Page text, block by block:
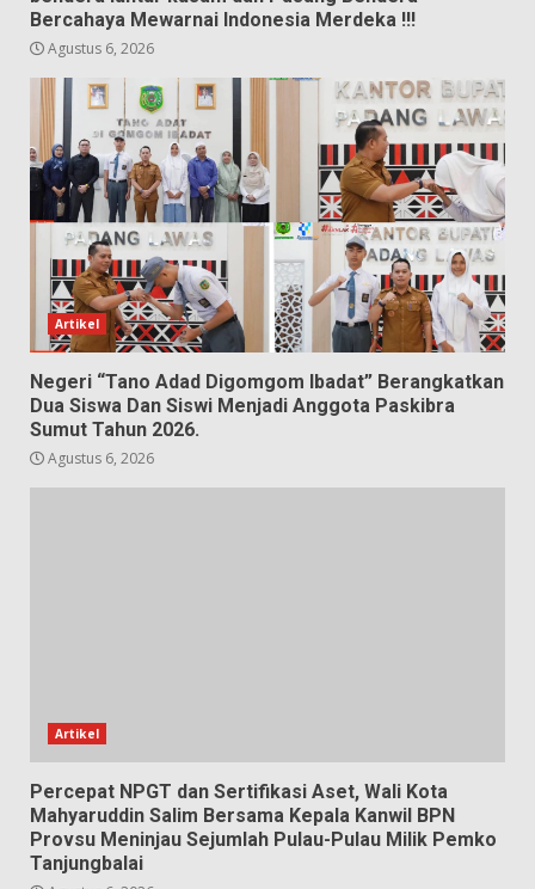
Bercahaya Mewarnai Indonesia Merdeka !!!
Agustus 6, 2026
Artikel
Negeri “Tano Adad Digomgom Ibadat” Berangkatkan
Dua Siswa Dan Siswi Menjadi Anggota Paskibra
Sumut Tahun 2026.
Agustus 6, 2026
Artikel
Percepat NPGT dan Sertifikasi Aset, Wali Kota
Mahyaruddin Salim Bersama Kepala Kanwil BPN
Provsu Meninjau Sejumlah Pulau-Pulau Milik Pemko
Tanjungbalai